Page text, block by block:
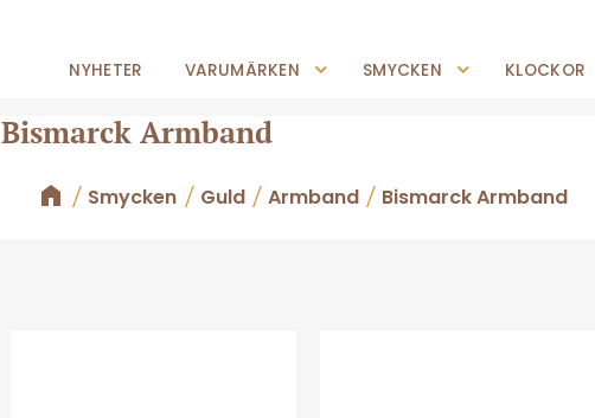
NYHETER VARUMÄRKEN SMYCKEN KLOCKOR
Smycken Guld Armband Bismarck Armband
Bismarck Armband